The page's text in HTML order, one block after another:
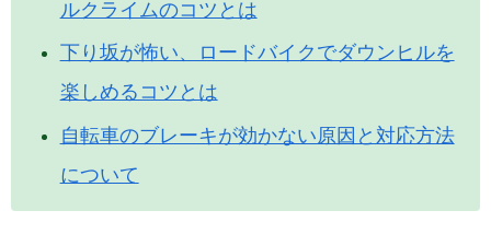
ルクライムのコツとは
下り坂が怖い、ロードバイクでダウンヒルを
楽しめるコツとは
自転車のブレーキが効かない原因と対応方法
について